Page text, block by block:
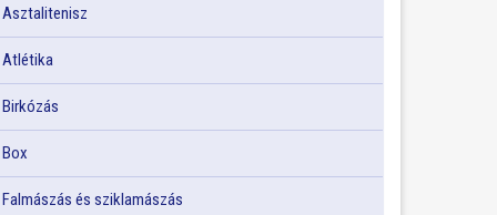
Asztalitenisz
Atlétika
Birkózás
Box
Falmászás és sziklamászás